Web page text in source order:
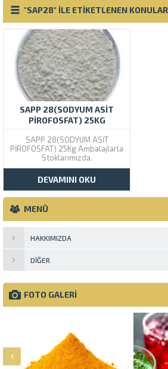
"SAP28" ILE ETIKETLENEN KONULAR
SAPP 28(SODYUM ASİT
PİROFOSFAT) 25KG
SAPP 28(SODYUM ASİT
PİROFOSFAT) 25Kg Ambalajlarla
Stoklarımızda.
DEVAMINI OKU
MENÜ
HAKKIMIZDA
DIĞER
FOTO GALERİ